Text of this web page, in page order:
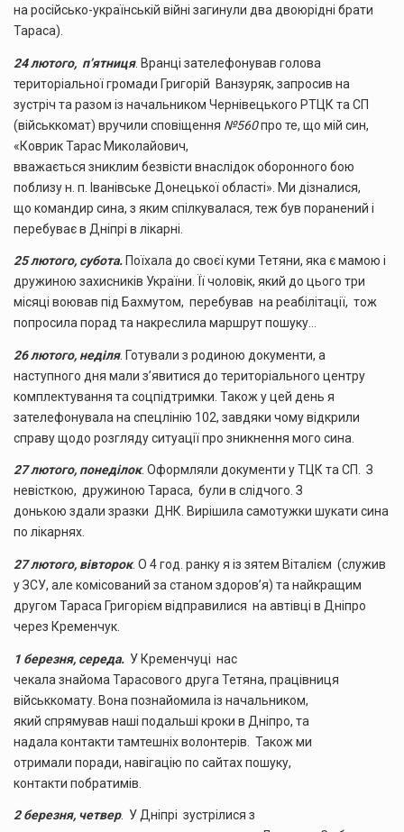
на російсько-українській війні загинули два двоюрідні брати
Тараса).
24 лютого, п’ятниця. Вранці зателефонував голова
територіальної громади Григорій Ванзуряк, запросив на
зустріч та разом із начальником Чернівецького РТЦК та СП
(військкомат) вручили сповіщення №560про те, що мій син,
«Коврик Тарас Миколайович,
вважається зниклим безвісти внаслідок оборонного бою
поблизу н. п. Іванівське Донецької області». Ми дізналися,
що командир сина, з яким спілкувалася,теж був поранений і
перебуває в Дніпрі в лікарні.
25 лютого, субота. Поїхала до своєї куми Тетяни, яка є мамою і
дружиною захисників України. Її чоловік, який до цього три
місяці воював під Бахмутом, перебував на реабілітації, тож
попросила порад та накреслила маршрут пошуку…
26 лютого, неділя. Готували з родиною документи, а
наступного дня мали з’явитися до територіального центру
комплектування та соцпідтримки. Також у цей день я
зателефонувала на спецлінію 102, завдяки чому відкрили
справу щодо розгляду ситуації про зникнення мого сина.
27 лютого, понеділок. Оформляли документи у ТЦК та СП. З
невісткою, дружиною Тараса, були в слідчого. З
донькою здали зразки ДНК. Вирішила самотужки шукати сина
по лікарнях.
27 лютого, вівторок. О 4 год. ранку я із зятем Віталієм (служив
у ЗСУ, але комісований за станом здоров’я) та найкращим
другом Тараса Григорієм відправилися на автівці в Дніпро
через Кременчук.
1 березня, середа. У Кременчуці нас
чекала знайома Тарасового друга Тетяна, працівниця
військкомату. Вона познайомила із начальником,
який спрямував наші подальші кроки в Дніпро, та
надала контакти тамтешніх волонтерів. Також ми
отримали поради, навігацію по сайтах пошуку,
контакти побратимів.
2 березня, четвер. У Дніпрі зустрілися з